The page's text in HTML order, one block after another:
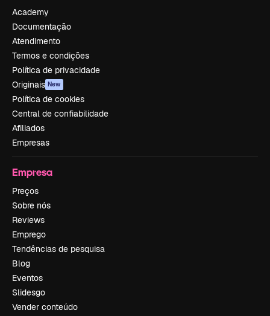
Academy
Documentação
Atendimento
Termos e condições
Política de privacidade
Originais New
Política de cookies
Central de confiabilidade
Afiliados
Empresas
Empresa
Preços
Sobre nós
Reviews
Emprego
Tendências de pesquisa
Blog
Eventos
Slidesgo
Vender conteúdo